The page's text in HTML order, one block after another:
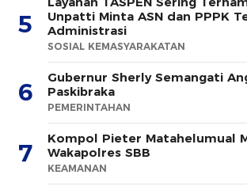
5
Unpatti Minta ASN dan PPPK
Administrasi
SOSIAL KEMASYARAKATAN
6
Gubernur Sherly Semangati
Paskibraka
PEMERINTAHAN
7
Kompol Pieter Matahelumual
Wakapolres SBB
KEAMANAN